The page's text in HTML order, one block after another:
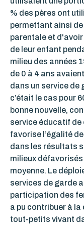
% des pères ont
permettant ainsi
parentale et
de leur enfant
milieu des années
de 0 à 4 ans
dans un service de
c’était le cas pour
bonne nouvelle,
service éducatif
favorise l’égalité
dans les résultats
milieux
moyenne. Le
services de garde
participation des
a pu contribuer à
tout-petits vivant